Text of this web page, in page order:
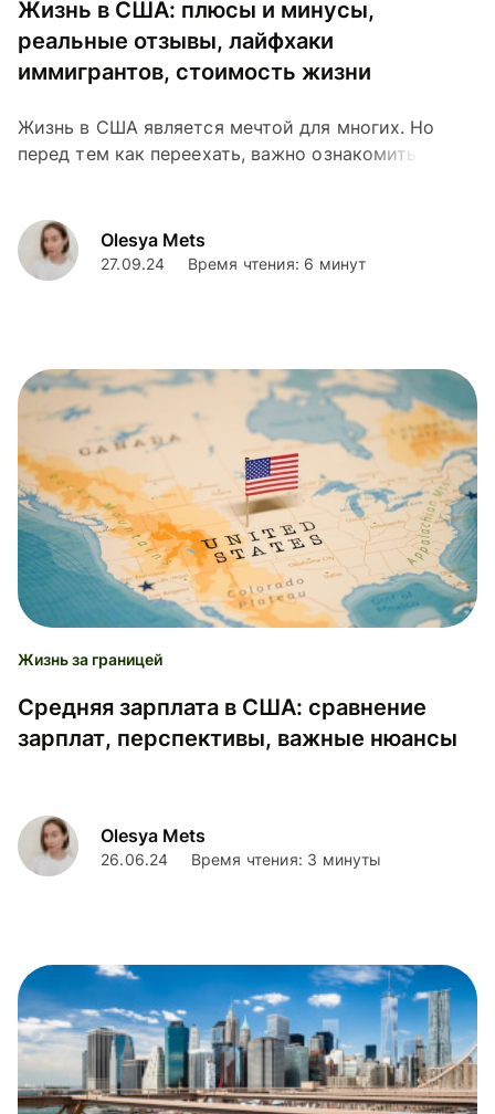
Жизнь в США: плюсы и минусы,
реальные отзывы, лайфхаки
иммигрантов, стоимость жизни
Жизнь в США является мечтой для многих. Но
перед тем как переехать, важно ознакомиться с
Olesya Mets
27.09.24 Время чтения: 6 минут
Жизнь за границей
Средняя зарплата в США: сравнение
зарплат, перспективы, важные нюансы
Olesya Mets
26.06.24 Время чтения: 3 минуты